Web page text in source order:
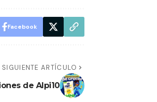
Facebook
SIGUIENTE ARTÍCULO
de Alpi10